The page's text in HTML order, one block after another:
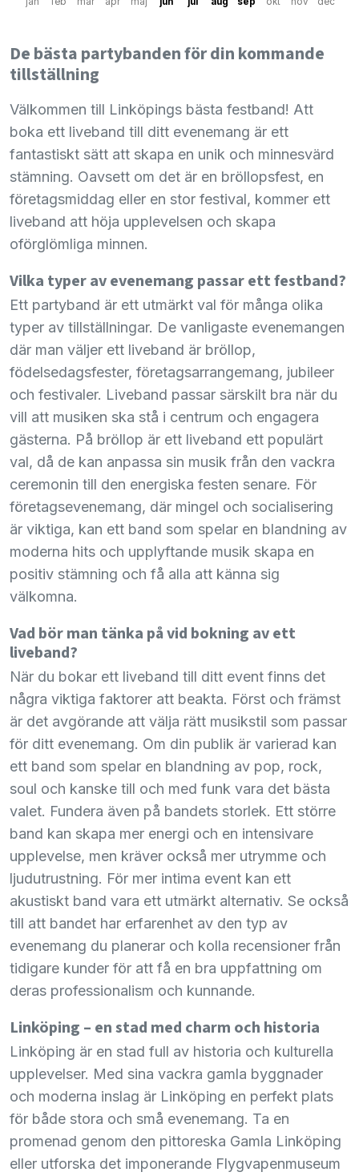
De bästa partybanden för din kommande
tillställning
Välkommen till Linköpings bästa festband! Att
boka ett liveband till ditt evenemang är ett
fantastiskt sätt att skapa en unik och minnesvärd
stämning. Oavsett om det är en bröllopsfest, en
företagsmiddag eller en stor festival, kommer ett
liveband att höja upplevelsen och skapa
oförglömliga minnen.
Vilka typer av evenemang passar ett festband?
Ett partyband är ett utmärkt val för många olika
typer av tillställningar. De vanligaste evenemangen
där man väljer ett liveband är bröllop,
födelsedagsfester, företagsarrangemang, jubileer
och festivaler. Liveband passar särskilt bra när du
vill att musiken ska stå i centrum och engagera
gästerna. På bröllop är ett liveband ett populärt
val, då de kan anpassa sin musik från den vackra
ceremonin till den energiska festen senare. För
företagsevenemang, där mingel och socialisering
är viktiga, kan ett band som spelar en blandning av
moderna hits och upplyftande musik skapa en
positiv stämning och få alla att känna sig
välkomna.
Vad bör man tänka på vid bokning av ett
liveband?
När du bokar ett liveband till ditt event finns det
några viktiga faktorer att beakta. Först och främst
är det avgörande att välja rätt musikstil som passar
för ditt evenemang. Om din publik är varierad kan
ett band som spelar en blandning av pop, rock,
soul och kanske till och med funk vara det bästa
valet. Fundera även på bandets storlek. Ett större
band kan skapa mer energi och en intensivare
upplevelse, men kräver också mer utrymme och
ljudutrustning. För mer intima event kan ett
akustiskt band vara ett utmärkt alternativ. Se också
till att bandet har erfarenhet av den typ av
evenemang du planerar och kolla recensioner från
tidigare kunder för att få en bra uppfattning om
deras professionalism och kunnande.
Linköping – en stad med charm och historia
Linköping är en stad full av historia och kulturella
upplevelser. Med sina vackra gamla byggnader
och moderna inslag är Linköping en perfekt plats
för både stora och små evenemang. Ta en
promenad genom den pittoreska Gamla Linköping
eller utforska det imponerande Flygvapenmuseum